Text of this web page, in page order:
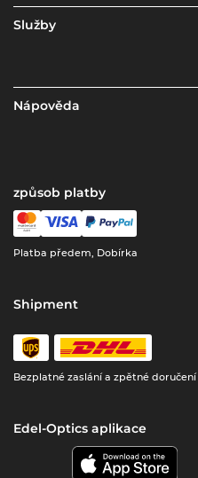
Služby
Nápověda
způsob platby
Platba předem, Dobírka
Shipment
Bezplatné zaslání a zpětné doručení
Edel-Optics aplikace